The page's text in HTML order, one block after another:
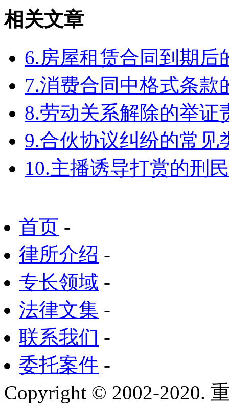
相关文章
6.房屋租赁合同到期后
7.消费合同中格式条款
8.劳动关系解除的举证
9.合伙协议纠纷的常见
10.主播诱导打赏的刑
首页 -
律所介绍 -
专长领域 -
法律文集 -
联系我们 -
委托案件 -
Copyright © 2002-2020.